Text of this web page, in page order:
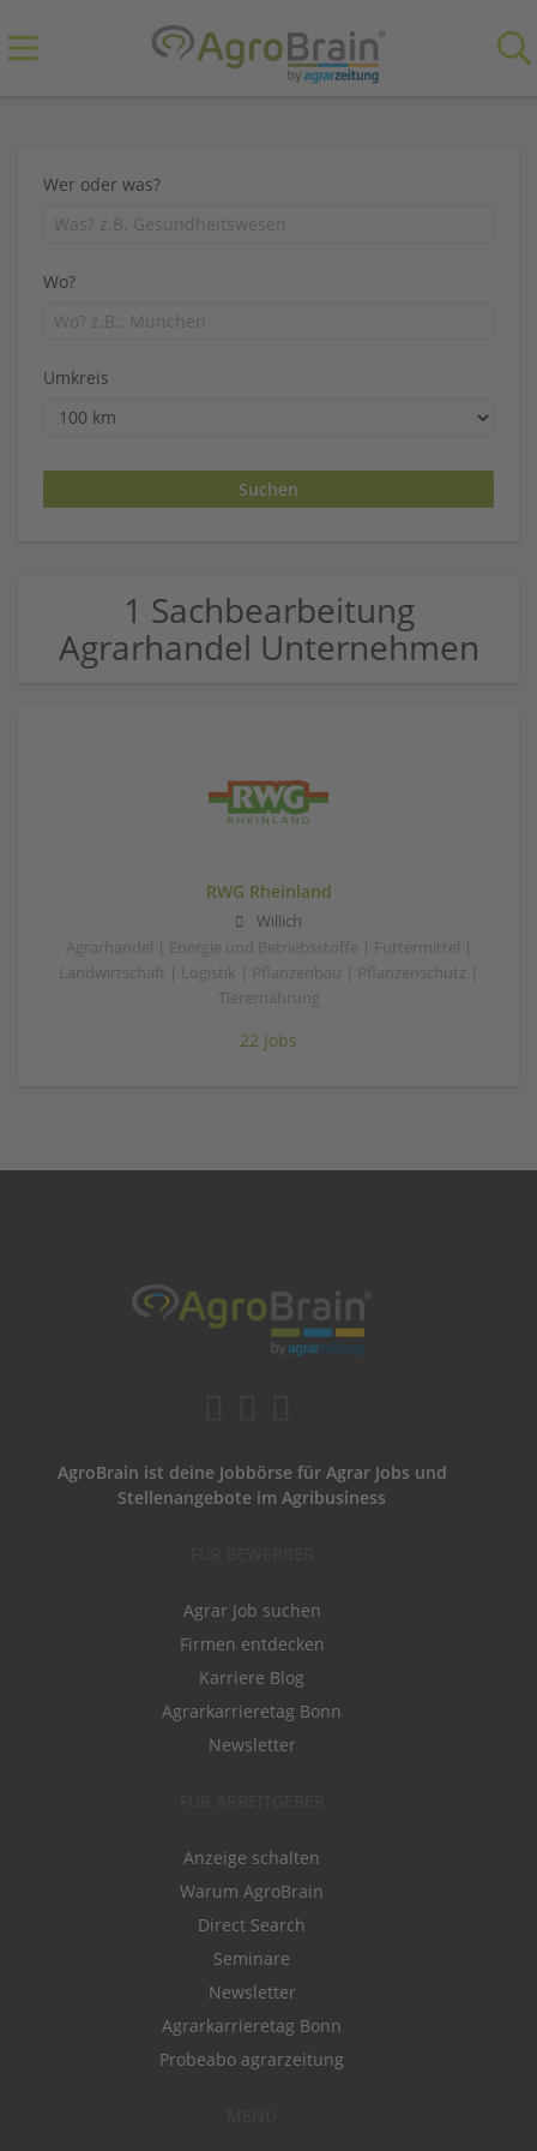
Wer oder was?
Wo?
Umkreis
1 Sachbearbeitung
Agrarhandel Unternehmen
RWG Rheinland
Willich
Agrarhandel | Energie und Betriebsstoffe | Futtermittel |
Landwirtschaft | Logistik | Pflanzenbau | Pflanzenschutz |
Tierernährung
22 Jobs
AgroBrain ist deine Jobbörse für Agrar Jobs und
Stellenangebote im Agribusiness
Agrar Job suchen
Firmen entdecken
Karriere Blog
Agrarkarrieretag Bonn
Newsletter
Anzeige schalten
Warum AgroBrain
Direct Search
Seminare
Newsletter
Agrarkarrieretag Bonn
Probeabo agrarzeitung